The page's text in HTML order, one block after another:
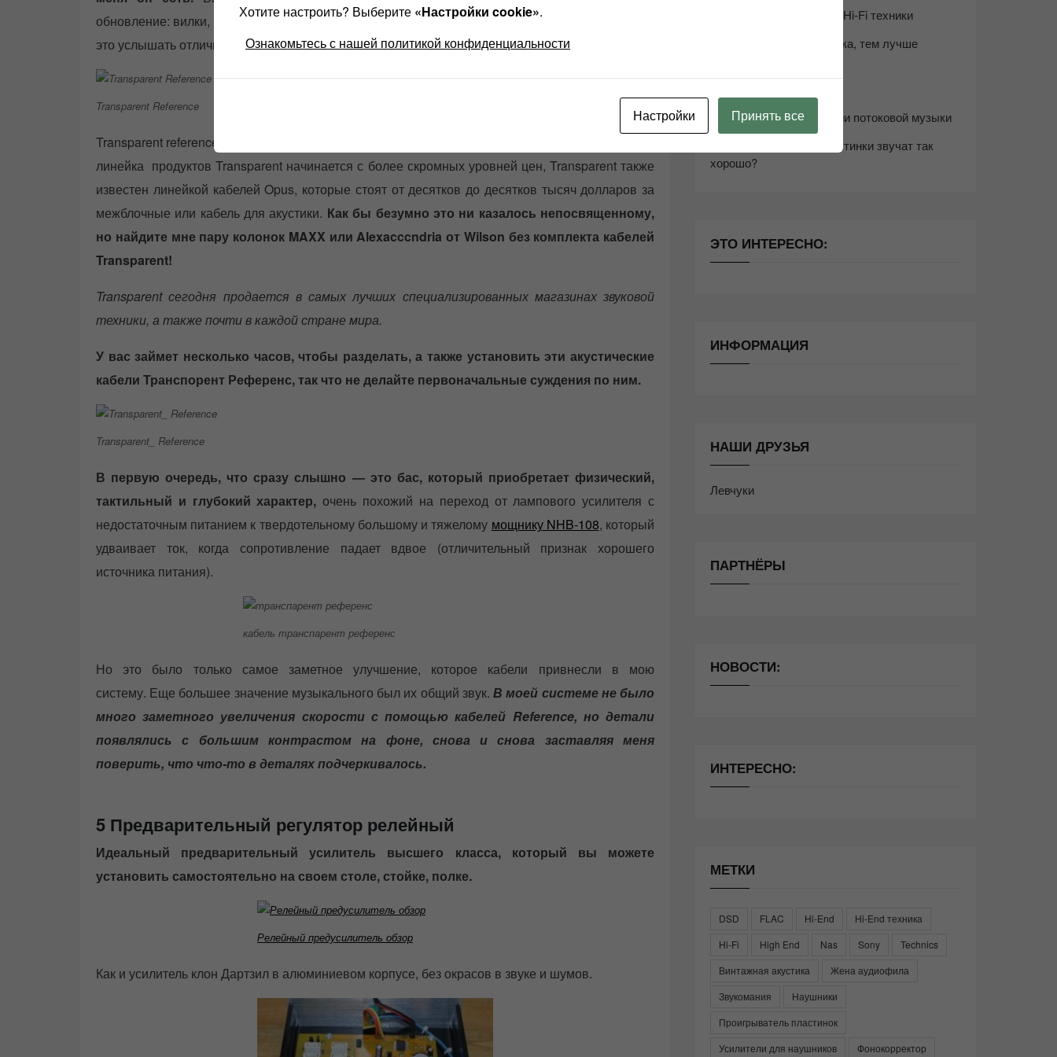
обновление: вилки, бананы, всегда есть смысл от этих модов. Лучшее, что вы можете ожидать,
это услышать отличный уровень хаенд звука.
Transparent Reference
Transparent reference the wall известен как производитель один из лучших кабелей в мире. Хотя
линейка продуктов Transparent начинается с более скромных уровней цен, Transparent также
известен линейкой кабелей Opus, которые стоят от десятков до десятков тысяч долларов за
межблочные или кабель для акустики. Как бы безумно это ни казалось непосвященному,
но найдите мне пару колонок MAXX или Alexacccndria от Wilson без комплекта кабелей
Transparent!
Transparent сегодня продается в самых лучших специализированных магазинах звуковой
техники, а также почти в каждой стране мира.
У вас займет несколько часов, чтобы разделать, а также установить эти акустические
кабели Транспорент Референс, так что не делайте первоначальные суждения по ним.
Transparent_ Reference
В первую очередь, что сразу слышно — это бас, который приобретает физический,
тактильный и глубокий характер, очень похожий на переход от лампового усилителя с
недостаточным питанием к твердотельному большому и тяжелому мощнику NHB-108, который
удваивает ток, когда сопротивление падает вдвое (отличительный признак хорошего
источника питания).
кабель транспарент референс
Но это было только самое заметное улучшение, которое кабели привнесли в мою
систему. Еще большее значение музыкального был их общий звук.В моей системе не было
много заметного увеличения скорости с помощью кабелей Reference, но детали
появлялись с большим контрастом на фоне, снова и снова заставляя меня
поверить, что что-то в деталях подчеркивалось.
5 Предварительный регулятор релейный
Идеальный предварительный усилитель высшего класса, который вы можете
установить самостоятельно на своем столе, стойке, полке.
Релейный предусилитель обзор
Как и усилитель клон Дартзил в алюминиевом корпусе, без окрасов в звуке и шумов.
Возьмите друга в салон Hi-Fi техники
Чем дороже аудиотехника, тем лучше
10 способов оптимизации потоковой музыки
Почему виниловые пластинки звучат так
хорошо?
ЭТО ИНТЕРЕСНО:
ИНФОРМАЦИЯ
НАШИ ДРУЗЬЯ
Левчуки
ПАРТНЁРЫ
НОВОСТИ:
ИНТЕРЕСНО:
МЕТКИ
DSD FLAC Hi-End
Hi-End техника
Hi-Fi
High End Nas Sony
Technics
Винтажная акустика
Жена аудиофила
Звукомания
Наушники
Проигрыватель пластинок
Усилители для наушников
Фонокорректор
Хотите настроить? Выберите «Настройки cookie».
Ознакомьтесь с нашей политикой конфиденциальности
Настройки Принять все